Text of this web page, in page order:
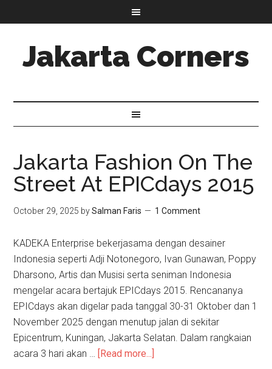
Jakarta Corners
Jakarta Fashion On The
Street At EPICdays 2015
October 29, 2025 bySalman Faris 1 Comment
KADEKA Enterprise bekerjasama dengan desainer
Indonesia seperti Adji Notonegoro, Ivan Gunawan, Poppy
Dharsono, Artis dan Musisi serta seniman Indonesia
mengelar acara bertajuk EPICdays 2015. Rencananya
EPICdays akan digelar pada tanggal 30-31 Oktober dan 1
November 2025 dengan menutup jalan di sekitar
Epicentrum, Kuningan, Jakarta Selatan. Dalam rangkaian
acara 3 hari akan … [Read more...]